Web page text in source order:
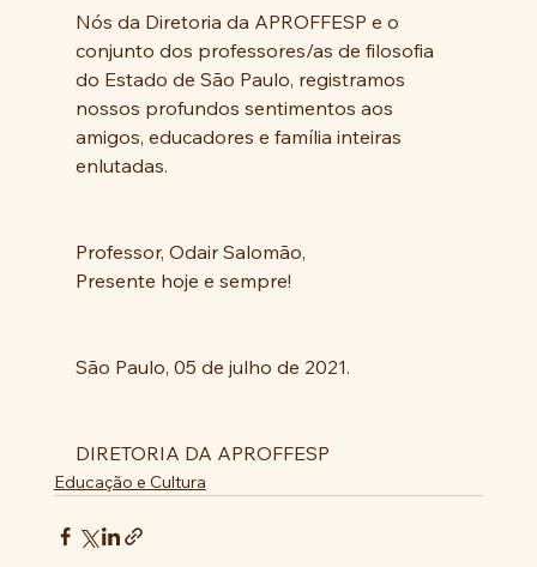
Nós da Diretoria da APROFFESP e o
conjunto dos professores/as de filosofia
do Estado de São Paulo, registramos
nossos profundos sentimentos aos
amigos, educadores e família inteiras
enlutadas.
Professor, Odair Salomão,
Presente hoje e sempre!
São Paulo, 05 de julho de 2021.
DIRETORIA DA APROFFESP
Educação e Cultura